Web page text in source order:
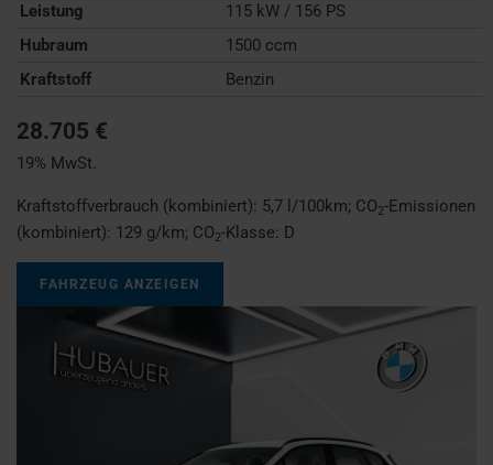
Leistung
115 kW / 156 PS
Hubraum
1500 ccm
Kraftstoff
Benzin
28.705 €
19% MwSt.
Kraftstoffverbrauch (kombiniert): 5,7 l/100km; CO2-Emissionen
(kombiniert): 129 g/km; CO2-Klasse: D
FAHRZEUG ANZEIGEN